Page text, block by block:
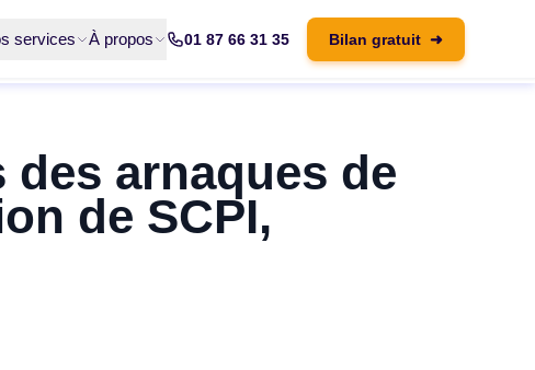
services À propos 01 87 66 31 35 Bilan gratuit ➜
des arnaques de
de SCPI,